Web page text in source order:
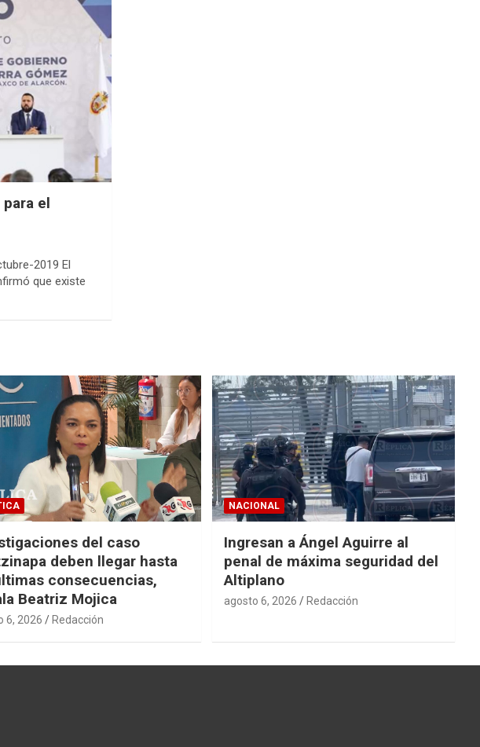
el
2019 El
que existe
del caso
deben llegar hasta
consecuencias,
Beatriz Mojica
6, 2026 Redacción
NACIONAL
Ingresan a Ángel Aguirre al
penal de máxima seguridad del
Altiplano
agosto 6, 2026 Redacción